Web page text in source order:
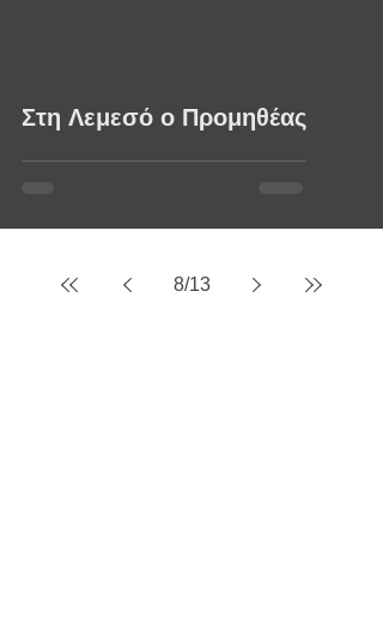
Στη Λεμεσό ο Προμηθέας
8/13